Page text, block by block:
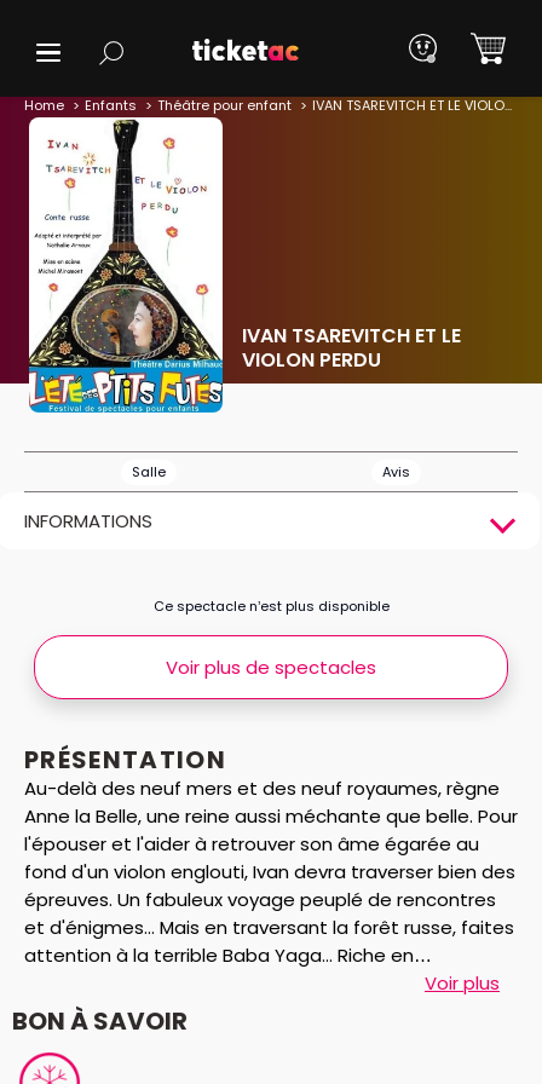
Home Enfants Théâtre pour enfant IVAN TSAREVITCH ET LE VIOLON PERDU
IVAN TSAREVITCH ET LE
VIOLON PERDU
Salle Avis
INFORMATIONS
PRÉSENTATION
Au-delà des neuf mers et des neuf royaumes, règne
Anne la Belle, une reine aussi méchante que belle. Pour
l'épouser et l'aider à retrouver son âme égarée au
fond d'un violon englouti, Ivan devra traverser bien des
épreuves. Un fabuleux voyage peuplé de rencontres
et d'énigmes... Mais en traversant la forêt russe, faites
attention à la terrible Baba Yaga... Riche en
personnages et en rebondissements, conçu et
adapté par Nathalie Arnoux et Michel Miramont, ce
l'amitié, la solidarité. On y rencontre l'âpreté, la
Voir plus
Ce spectacle n’est plus disponible
Voir plus de spectacles
BON À SAVOIR